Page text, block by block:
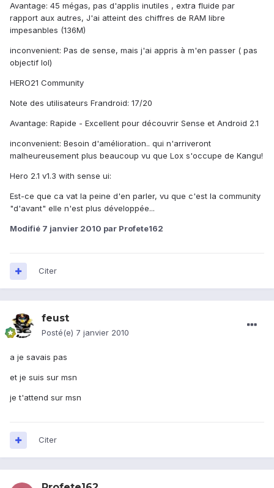
Avantage: 45 mégas, pas d'applis inutiles , extra fluide par
rapport aux autres, J'ai atteint des chiffres de RAM libre
impesanbles (136M)
inconvenient: Pas de sense, mais j'ai appris à m'en passer ( pas
objectif lol)
HERO21 Community
Note des utilisateurs Frandroid: 17/20
Avantage: Rapide - Excellent pour découvrir Sense et Android 2.1
inconvenient: Besoin d'amélioration.. qui n'arriveront
malheureusement plus beaucoup vu que Lox s'occupe de Kangu!
Hero 2.1 v1.3 with sense ui:
Est-ce que ca vat la peine d'en parler, vu que c'est la community
"d'avant" elle n'est plus développée...
Modifié 7 janvier 2010 par Profete162
Citer
feust
Posté(e) 7 janvier 2010
a je savais pas
et je suis sur msn
je t'attend sur msn
Citer